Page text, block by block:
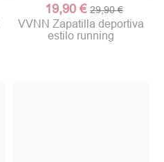
19,90 € 29,90 €
VVNN Zapatilla deportiva
estilo running